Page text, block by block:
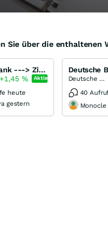
Sie über die enthaltenen
Commerzbank ---> Ziel 40 € !!!!!!
+1,45 % Aktie
heute
gestern
Deutsche Bank
40